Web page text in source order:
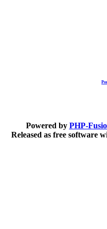
Powered by PHP-
Released as free software